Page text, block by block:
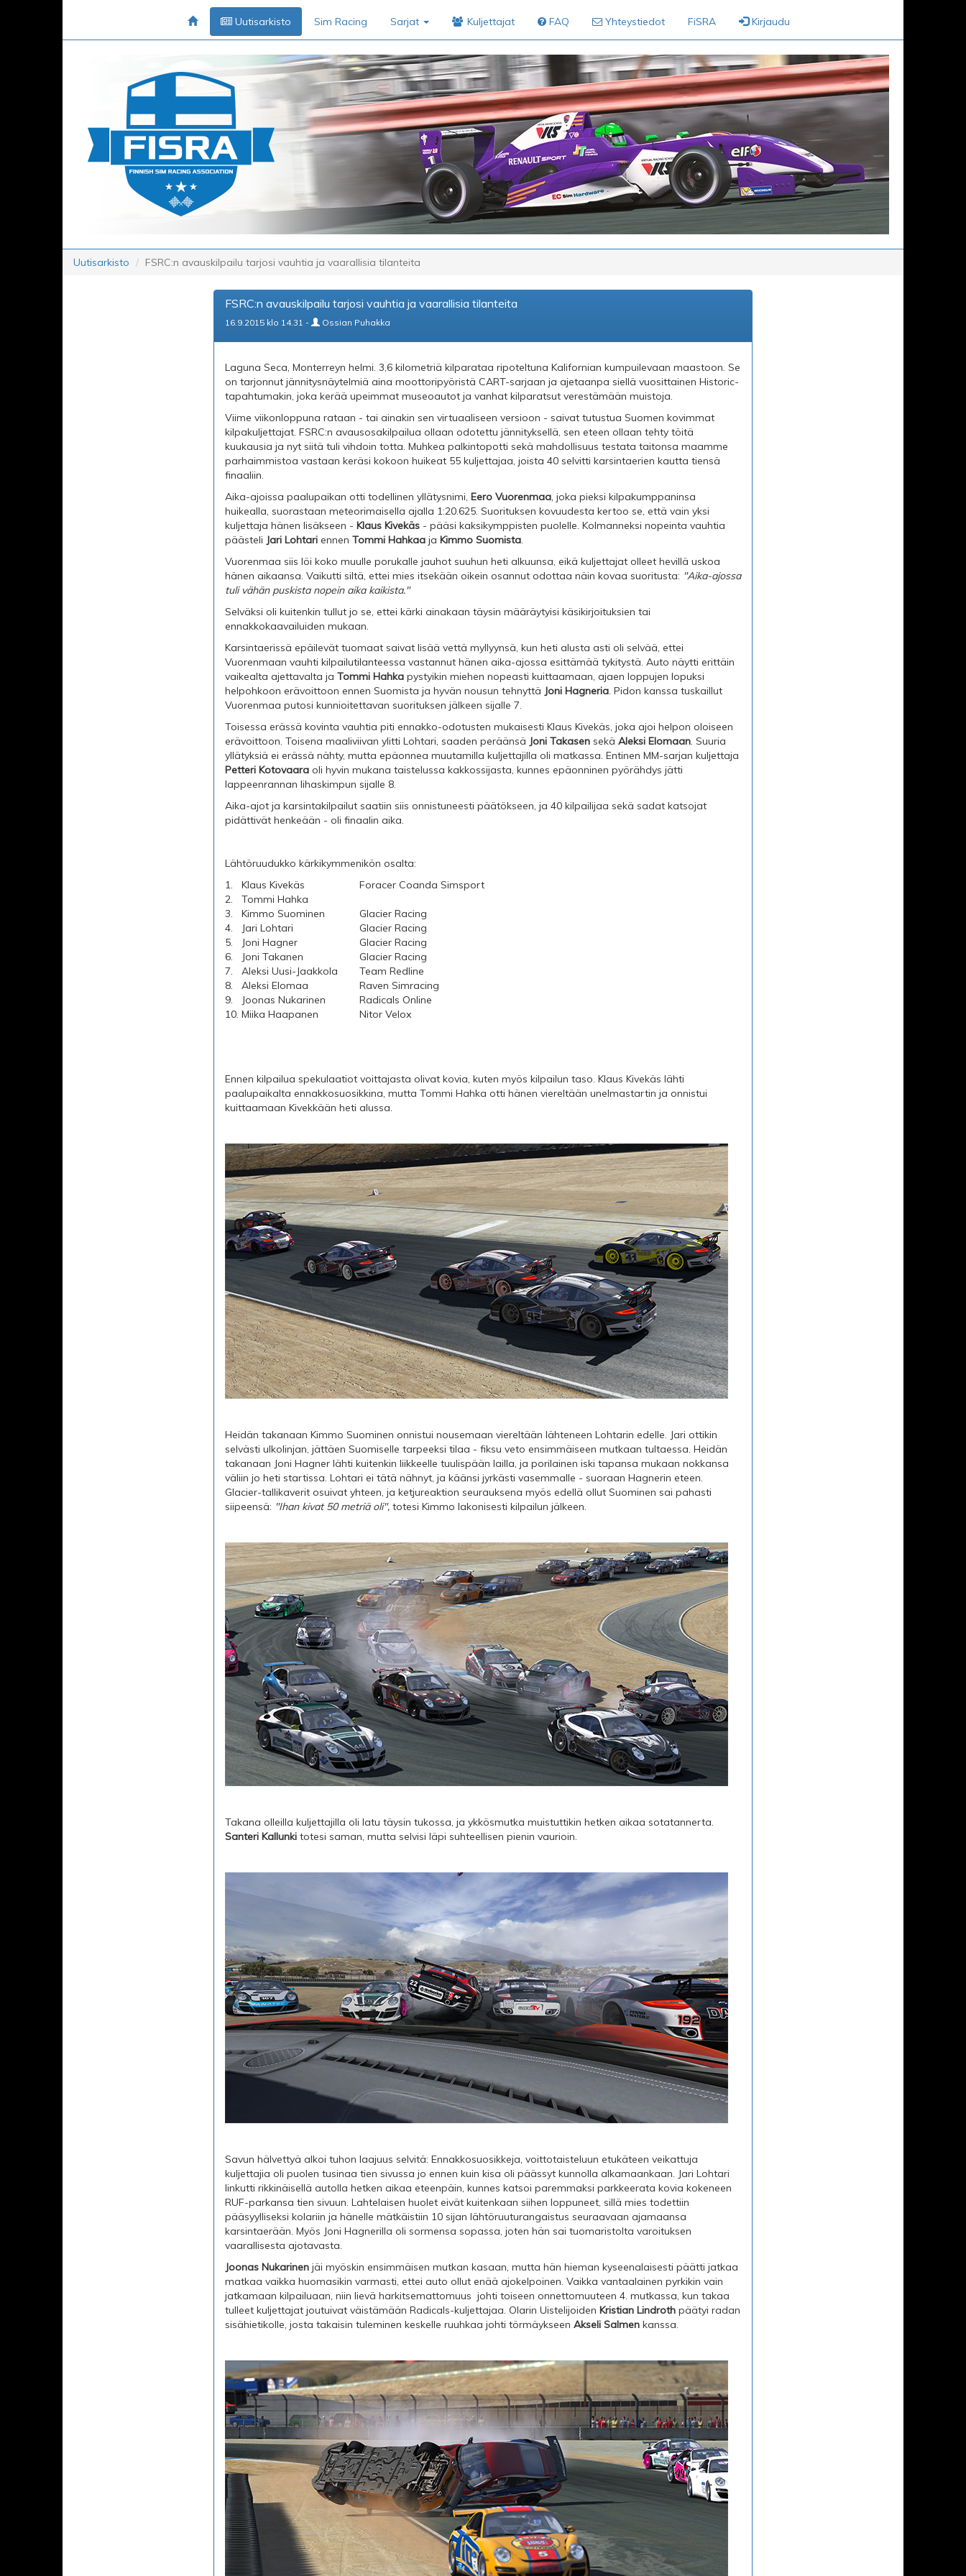
Uutisarkisto Sim Racing Sarjat Kuljettajat FAQ Yhteystiedot FiSRA Kirjaudu
Uutisarkisto FSRC:n avauskilpailu tarjosi vauhtia ja vaarallisia tilanteita
FSRC:n avauskilpailu tarjosi vauhtia ja vaarallisia tilanteita
16.9.2015 klo 14.31 - Ossian Puhakka
Laguna Seca, Monterreyn helmi. 3,6 kilometriä kilparataa ripoteltuna Kalifornian kumpuilevaan maastoon. Se
on tarjonnut jännitysnäytelmiä aina moottoripyöristä CART-sarjaan ja ajetaanpa siellä vuosittainen Historic-
tapahtumakin, joka kerää upeimmat museoautot ja vanhat kilparatsut verestämään muistoja.
Viime viikonloppuna rataan - tai ainakin sen virtuaaliseen versioon - saivat tutustua Suomen kovimmat
kilpakuljettajat. FSRC:n avausosakilpailua ollaan odotettu jännityksellä, sen eteen ollaan tehty töitä
kuukausia ja nyt siitä tuli vihdoin totta. Muhkea palkintopotti sekä mahdollisuus testata taitonsa maamme
parhaimmistoa vastaan keräsi kokoon huikeat 55 kuljettajaa, joista 40 selvitti karsintaerien kautta tiensä
finaaliin.
Aika-ajoissa paalupaikan otti todellinen yllätysnimi, Eero Vuorenmaa, joka pieksi kilpakumppaninsa
huikealla, suorastaan meteorimaisella ajalla 1:20.625. Suorituksen kovuudesta kertoo se, että vain yksi
kuljettaja hänen lisäkseen - Klaus Kivekäs - pääsi kaksikymppisten puolelle. Kolmanneksi nopeinta vauhtia
päästeli Jari Lohtari ennen Tommi Hahkaa ja Kimmo Suomista.
Vuorenmaa siis löi koko muulle porukalle jauhot suuhun heti alkuunsa, eikä kuljettajat olleet hevillä uskoa
hänen aikaansa. Vaikutti siltä, ettei mies itsekään oikein osannut odottaa näin kovaa suoritusta: "Aika-ajossa
tuli vähän puskista nopein aika kaikista."
Selväksi oli kuitenkin tullut jo se, ettei kärki ainakaan täysin määräytyisi käsikirjoituksien tai
ennakkokaavailuiden mukaan.
Karsintaerissä epäilevät tuomaat saivat lisää vettä myllyynsä, kun heti alusta asti oli selvää, ettei
Vuorenmaan vauhti kilpailutilanteessa vastannut hänen aika-ajossa esittämää tykitystä. Auto näytti erittäin
vaikealta ajettavalta ja Tommi Hahka pystyikin miehen nopeasti kuittaamaan, ajaen loppujen lopuksi
helpohkoon erävoittoon ennen Suomista ja hyvän nousun tehnyttä Joni Hagneria. Pidon kanssa tuskaillut
Vuorenmaa putosi kunnioitettavan suorituksen jälkeen sijalle 7.
Toisessa erässä kovinta vauhtia piti ennakko-odotusten mukaisesti Klaus Kivekäs, joka ajoi helpon oloiseen
erävoittoon. Toisena maaliviivan ylitti Lohtari, saaden peräänsä Joni Takasen sekä Aleksi Elomaan. Suuria
yllätyksiä ei erässä nähty, mutta epäonnea muutamilla kuljettajilla oli matkassa. Entinen MM-sarjan kuljettaja
Petteri Kotovaara oli hyvin mukana taistelussa kakkossijasta, kunnes epäonninen pyörähdys jätti
lappeenrannan lihaskimpun sijalle 8.
Aika-ajot ja karsintakilpailut saatiin siis onnistuneesti päätökseen, ja 40 kilpailijaa sekä sadat katsojat
pidättivät henkeään - oli finaalin aika.
Lähtöruudukko kärkikymmenikön osalta:
1.
Klaus Kivekäs
Foracer Coanda Simsport
2.
Tommi Hahka
3.
Kimmo Suominen
Glacier Racing
4.
Jari Lohtari
Glacier Racing
5.
Joni Hagner
Glacier Racing
6.
Joni Takanen
Glacier Racing
7.
Aleksi Uusi-Jaakkola
Team Redline
8.
Aleksi Elomaa
Raven Simracing
9.
Joonas Nukarinen
Radicals Online
10. Miika Haapanen Nitor Velox
Ennen kilpailua spekulaatiot voittajasta olivat kovia, kuten myös kilpailun taso. Klaus Kivekäs lähti
paalupaikalta ennakkosuosikkina, mutta Tommi Hahka otti hänen viereltään unelmastartin ja onnistui
kuittaamaan Kivekkään heti alussa.
Heidän takanaan Kimmo Suominen onnistui nousemaan viereltään lähteneen Lohtarin edelle. Jari ottikin
selvästi ulkolinjan, jättäen Suomiselle tarpeeksi tilaa - fiksu veto ensimmäiseen mutkaan tultaessa. Heidän
takanaan Joni Hagner lähti kuitenkin liikkeelle tuulispään lailla, ja porilainen iski tapansa mukaan nokkansa
väliin jo heti startissa. Lohtari ei tätä nähnyt, ja käänsi jyrkästi vasemmalle - suoraan Hagnerin eteen.
Glacier-tallikaverit osuivat yhteen, ja ketjureaktion seurauksena myös edellä ollut Suominen sai pahasti
siipeensä: "Ihan kivat 50 metriä oli", totesi Kimmo lakonisesti kilpailun jälkeen.
Takana olleilla kuljettajilla oli latu täysin tukossa, ja ykkösmutka muistuttikin hetken aikaa sotatannerta.
Santeri Kallunki totesi saman, mutta selvisi läpi suhteellisen pienin vaurioin.
Savun hälvettyä alkoi tuhon laajuus selvitä: Ennakkosuosikkeja, voittotaisteluun etukäteen veikattuja
kuljettajia oli puolen tusinaa tien sivussa jo ennen kuin kisa oli päässyt kunnolla alkamaankaan. Jari Lohtari
linkutti rikkinäisellä autolla hetken aikaa eteenpäin, kunnes katsoi paremmaksi parkkeerata kovia kokeneen
RUF-parkansa tien sivuun. Lahtelaisen huolet eivät kuitenkaan siihen loppuneet, sillä mies todettiin
pääsyylliseksi kolariin ja hänelle mätkäistiin 10 sijan lähtöruuturangaistus seuraavaan ajamaansa
karsintaerään. Myös Joni Hagnerilla oli sormensa sopassa, joten hän sai tuomaristolta varoituksen
vaarallisesta ajotavasta.
Joonas Nukarinen jäi myöskin ensimmäisen mutkan kasaan, mutta hän hieman kyseenalaisesti päätti jatkaa
matkaa vaikka huomasikin varmasti, ettei auto ollut enää ajokelpoinen. Vaikka vantaalainen pyrkikin vain
jatkamaan kilpailuaan, niin lievä harkitsemattomuus johti toiseen onnettomuuteen 4. mutkassa, kun takaa
tulleet kuljettajat joutuivat väistämään Radicals-kuljettajaa. Olarin Uistelijoiden Kristian Lindroth päätyi radan
sisähietikolle, josta takaisin tuleminen keskelle ruuhkaa johti törmäykseen Akseli Salmen kanssa.